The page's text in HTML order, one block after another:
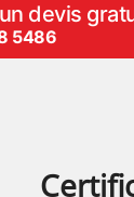
devis
5486